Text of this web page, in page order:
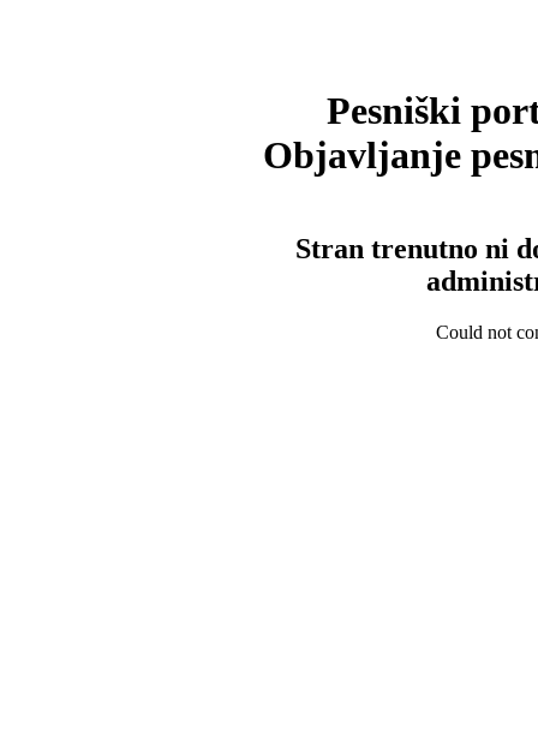
Pesniški
Objavljanje
Stran trenutno ni
Could not